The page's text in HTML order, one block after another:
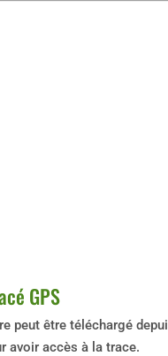
GPS
peut être téléchargé
avoir accès à la trace.